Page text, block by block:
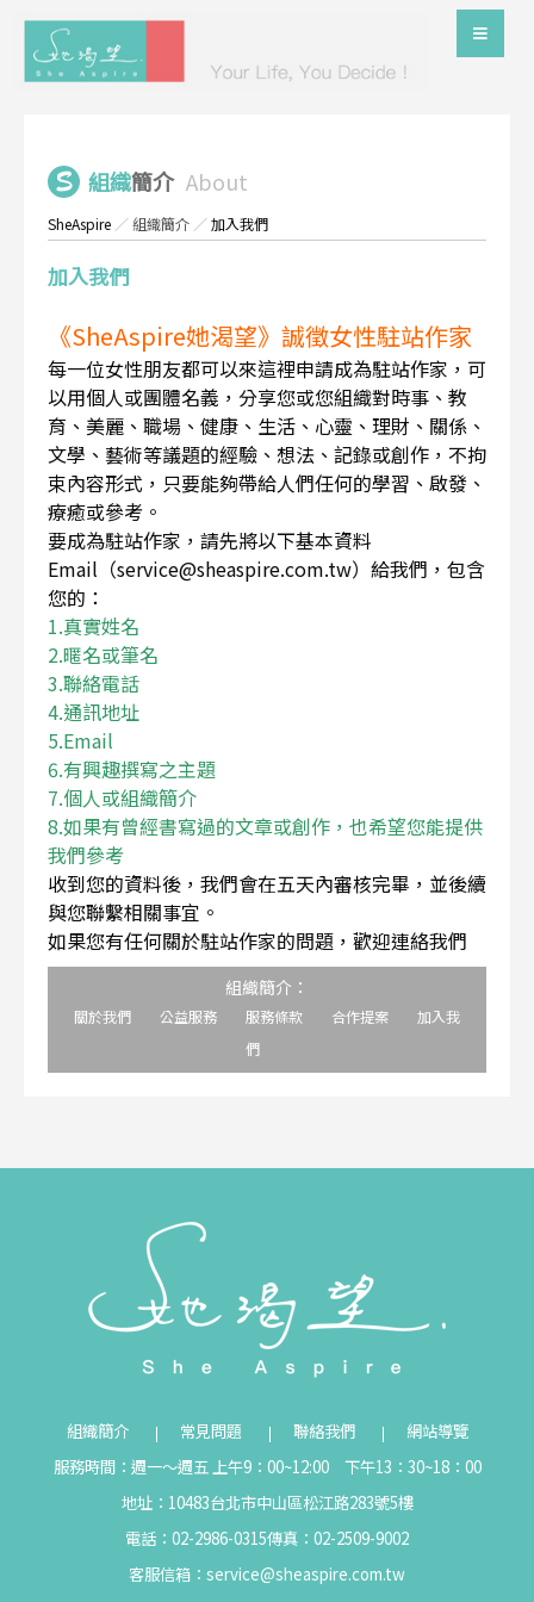
組織簡介 About
SheAspire ／組織簡介 ／加入我們
加入我們
《SheAspire她渴望》誠徵女性駐站作家
每一位女性朋友都可以來這裡申請成為駐站作家，可
以用個人或團體名義，分享您或您組織對時事、教
育、美麗、職場、健康、生活、心靈、理財、關係、
文學、藝術等議題的經驗、想法、記錄或創作，不拘
束內容形式，只要能夠帶給人們任何的學習、啟發、
療癒或參考。
要成為駐站作家，請先將以下基本資料
Email（service@sheaspire.com.tw）給我們，包含
您的：
1.真實姓名
2.暱名或筆名
3.聯絡電話
4.通訊地址
5.Email
6.有興趣撰寫之主題
7.個人或組織簡介
8.如果有曾經書寫過的文章或創作，也希望您能提供
我們參考
收到您的資料後，我們會在五天內審核完畢，並後續
與您聯繫相關事宜。
如果您有任何關於駐站作家的問題，歡迎連絡我們
組織簡介：
關於我們 公益服務 服務條款 合作提案
加入我
們
組織簡介 常見問題 聯絡我們
網站導覽
服務時間：週一～週五 上午9：00~12:00 下午13：30~18：00
地址：10483台北市中山區松江路283號5樓
電話：02-2986-0315傳真：02-2509-9002
客服信箱： service@sheaspire.com.tw